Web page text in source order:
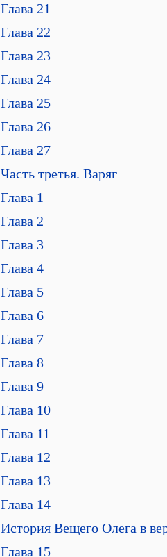
Глава 21
Глава 22
Глава 23
Глава 24
Глава 25
Глава 26
Глава 27
Часть третья. Варяг
Глава 1
Глава 2
Глава 3
Глава 4
Глава 5
Глава 6
Глава 7
Глава 8
Глава 9
Глава 10
Глава 11
Глава 12
Глава 13
Глава 14
История Вещего Олега в
Глава 15